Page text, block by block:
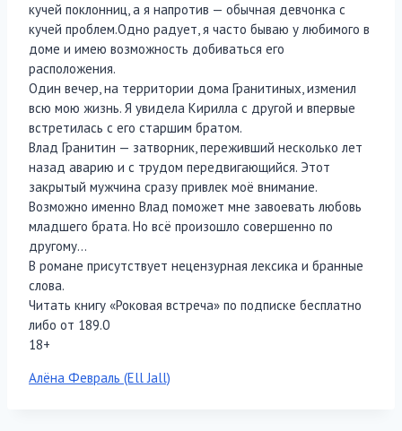
кучей поклонниц, а я напротив — обычная девчонка с
кучей проблем.Одно радует, я часто бываю у любимого в
доме и имею возможность добиваться его
расположения.
Один вечер, на территории дома Гранитиных, изменил
всю мою жизнь. Я увидела Кирилла с другой и впервые
встретилась с его старшим братом.
Влад Гранитин — затворник, переживший несколько лет
назад аварию и с трудом передвигающийся. Этот
закрытый мужчина сразу привлек моё внимание.
Возможно именно Влад поможет мне завоевать любовь
младшего брата. Но всё произошло совершенно по
другому…
В романе присутствует нецензурная лексика и бранные
слова.
Читать книгу «Роковая встреча» по подписке бесплатно
либо от 189.0
18+
Метки
Алёна Февраль (Ell Jall)